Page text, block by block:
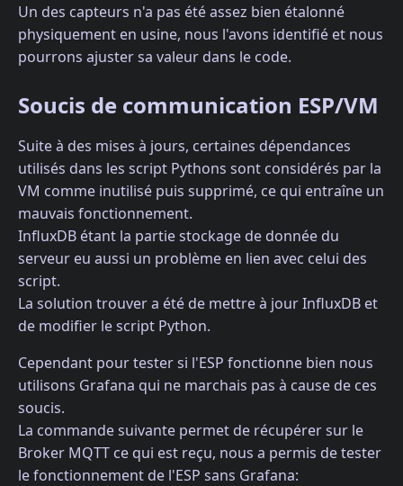
Un des capteurs n'a pas été assez bien étalonné
physiquement en usine, nous l'avons identifié et nous
pourrons ajuster sa valeur dans le code.
Soucis de communication ESP/VM
Suite à des mises à jours, certaines dépendances
utilisés dans les script Pythons sont considérés par la
VM comme inutilisé puis supprimé, ce qui entraîne un
mauvais fonctionnement.
InfluxDB étant la partie stockage de donnée du
serveur eu aussi un problème en lien avec celui des
script.
La solution trouver a été de mettre à jour InfluxDB et
de modifier le script Python.
Cependant pour tester si l'ESP fonctionne bien nous
utilisons Grafana qui ne marchais pas à cause de ces
soucis.
La commande suivante permet de récupérer sur le
Broker MQTT ce qui est reçu, nous a permis de tester
le fonctionnement de l'ESP sans Grafana: